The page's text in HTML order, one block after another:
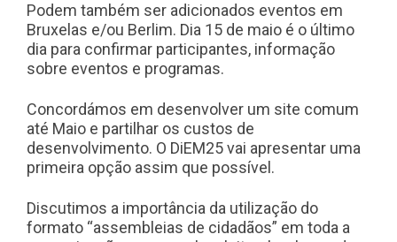
Podem também ser adicionados eventos em
Bruxelas e/ou Berlim. Dia 15 de maio é o último
dia para confirmar participantes, informação
sobre eventos e programas.
Concordámos em desenvolver um site comum
até Maio e partilhar os custos de
desenvolvimento. O DiEM25 vai apresentar uma
primeira opção assim que possível.
Discutimos a importância da utilização do
formato “assembleias de cidadãos” em toda a